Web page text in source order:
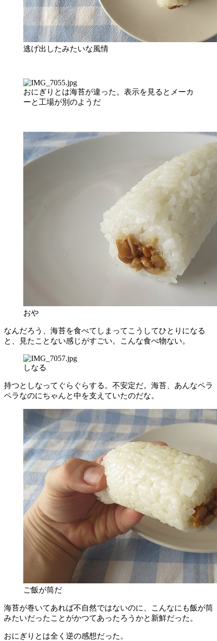
逃げ出したみたいな風情
おにぎりとは海苔が違った。表示を見るとメーカ
ーと工場が別のようだ
おや
なんだろう、海苔を食べてしまってこうしてひとりになる
と、見たことない感じがすごい。こんな食べ物ない。
しなる
持つとしなってぐらぐらする。不安定だ。海苔、あんなペラ
ペラなのにちゃんと中を支えていたのだな。
ご飯が筒だ
海苔が巻いてあれば不自然ではないのに、こんなにも飯が筒
みたいだったことがかつてあったろうかと新鮮だった。
おにぎりとは全く逆の感想だった。